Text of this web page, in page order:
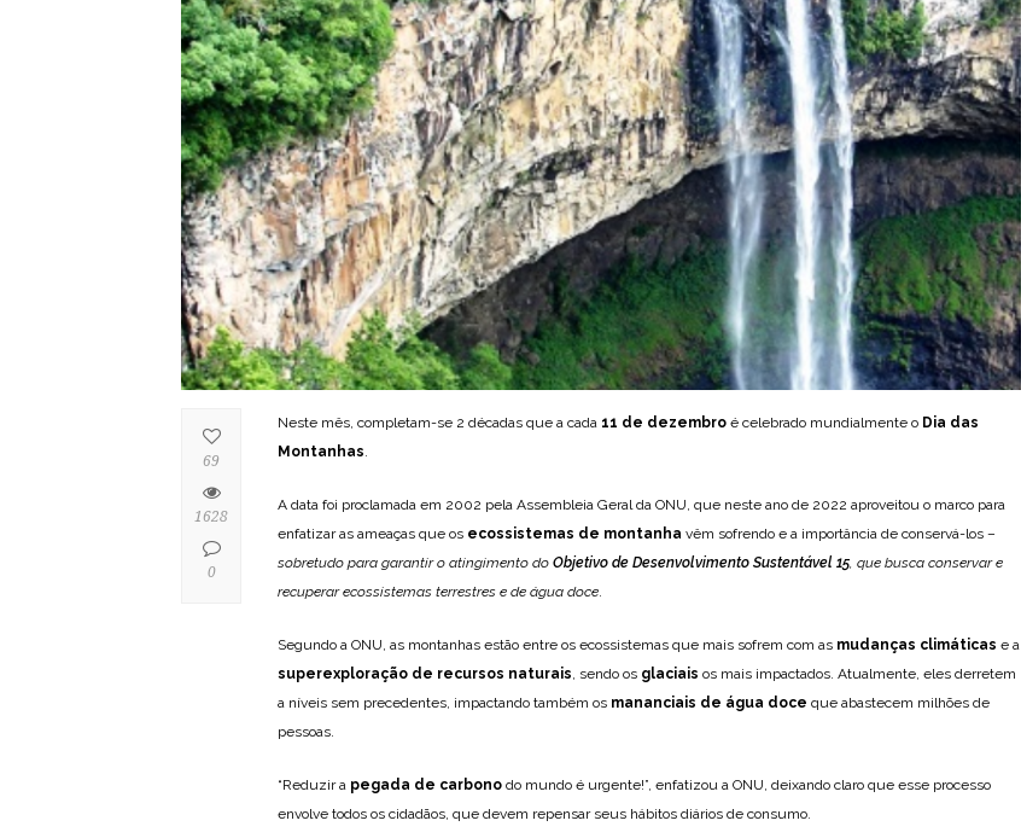
Neste mês, completam-se 2 décadas que a cada 11 de dezembro é celebrado mundialmente o Dia das
Montanhas.
A data foi proclamada em 2002 pela Assembleia Geral da ONU, que neste ano de 2022 aproveitou o marco para
enfatizar as ameaças que os ecossistemas de montanha vêm sofrendo e a importância de conservá-los –
sobretudo para garantir o atingimento do Objetivo de Desenvolvimento Sustentável 15, que busca conservar e
recuperar ecossistemas terrestres e de água doce.
Segundo a ONU, as montanhas estão entre os ecossistemas que mais sofrem com as mudanças climáticas e a
superexploração de recursos naturais, sendo os glaciais os mais impactados. Atualmente, eles derretem
a níveis sem precedentes, impactando também os mananciais de água doce que abastecem milhões de
pessoas.
“Reduzir a pegada de carbono do mundo é urgente!”, enfatizou a ONU, deixando claro que esse processo
envolve todos os cidadãos, que devem repensar seus hábitos diários de consumo.
69
1628
0